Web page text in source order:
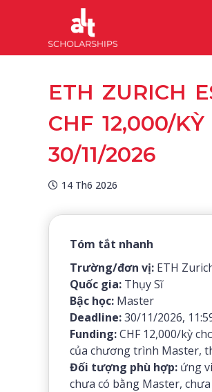
ETH ZURICH
CHF 12,000/
30/11/2026
14 Th6 2026
Tóm tắt nhanh
Trường/đơn vị: ETH
Quốc gia: Thụy Sĩ
Bậc học: Master
Deadline:30/11/2026,
Funding:CHF 12,000/kỳ
của chương trình Master,
Đối tượng phù hợp: ứng
chưa có bằng Master,